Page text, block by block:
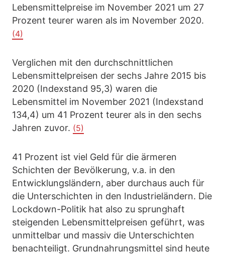
Lebensmittelpreise im November 2021 um 27
Prozent teurer waren als im November 2020.
(4)
Verglichen mit den durchschnittlichen
Lebensmittelpreisen der sechs Jahre 2015 bis
2020 (Indexstand 95,3) waren die
Lebensmittel im November 2021 (Indexstand
134,4) um 41 Prozent teurer als in den sechs
Jahren zuvor. (5)
41 Prozent ist viel Geld für die ärmeren
Schichten der Bevölkerung, v.a. in den
Entwicklungsländern, aber durchaus auch für
die Unterschichten in den Industrieländern. Die
Lockdown-Politik hat also zu sprunghaft
steigenden Lebensmittelpreisen geführt, was
unmittelbar und massiv die Unterschichten
benachteiligt. Grundnahrungsmittel sind heute